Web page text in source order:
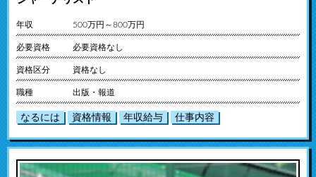
年収 500万円～800万円
必要資格 必要資格なし
資格区分 資格なし
職種 出版・報道
なるには 資格情報 年収給与 仕事内容